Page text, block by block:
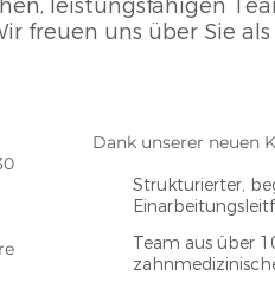
leistungsfähigen
freuen uns über Sie als
Dank unserer neuen
Strukturierter,
Team aus über